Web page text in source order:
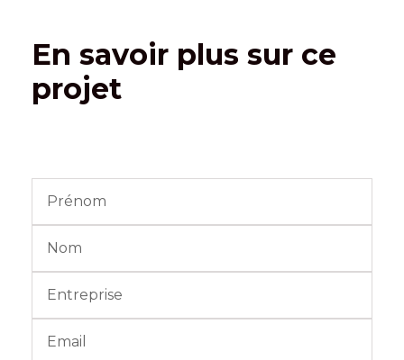
En savoir plus sur ce
projet